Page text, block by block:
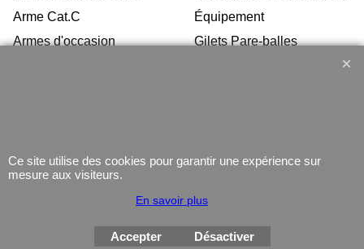
Arme Cat.C
Armes d'occasion
Équipement
Gilets Pare-balles
GPS
Ce site utilise des cookies pour garantir une expérience sur
mesure aux visiteurs.
En savoir plus
Accepter Désactiver